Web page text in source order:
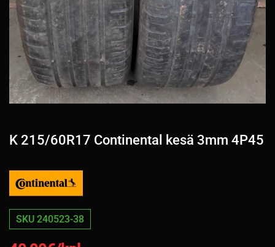
K 215/60R17 Continental kesä 3mm 4P45
SKU 240523-38